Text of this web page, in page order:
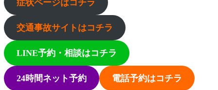
症状ページはコチラ
交通事故サイトはコチラ
LINE予約・相談はコチラ
24時間ネット予約 電話予約はコチラ